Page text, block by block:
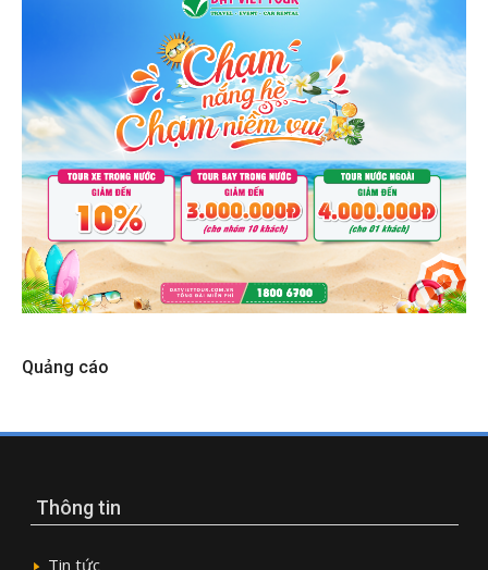
Quảng cáo
Thông tin
Tin tức